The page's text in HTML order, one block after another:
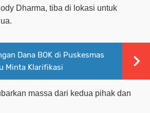
Dharma, tiba di lokasi untuk
Dana BOK di Puskesmas
Minta Klarifikasi
massa dari kedua pihak dan